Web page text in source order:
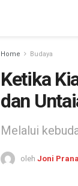
Home Budaya
Ketika
dan
Melalui
oleh Joni